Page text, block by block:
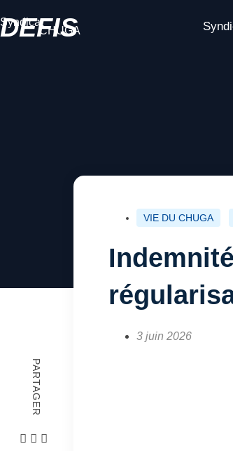
Syndicat
DEFIS
CHUGA
PARTAGER
VIE DU CHUGA
3 juin 2026